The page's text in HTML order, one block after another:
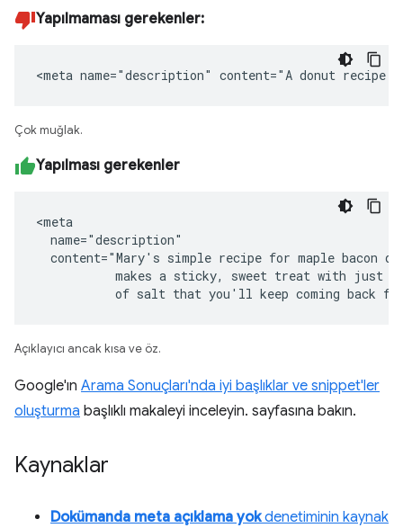
Yapılmaması gerekenler:
<meta name="description" content="A donut
Çok muğlak.
Yapılması gerekenler
<meta
  name="description"
content="Mary's simple recipe for maple bacon
makes a sticky, sweet treat with just a
of salt that you'll keep coming back
Açıklayıcı ancak kısa ve öz.
Google'ın Arama Sonuçları'nda iyi başlıklar ve snippet'ler
oluşturma başlıklı makaleyi inceleyin. sayfasına bakın.
Kaynaklar
Dokümanda meta açıklama yokdenetiminin kaynak